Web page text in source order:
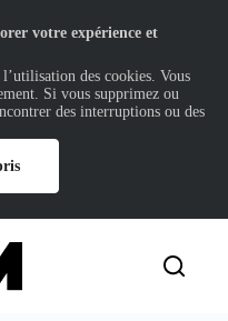
votre expérience et
des cookies. Vous
Si vous supprimez ou
des interruptions ou des